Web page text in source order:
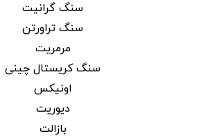
سنگ گرانیت
سنگ تراورتن
مرمریت
سنگ کریستال چینی
اونیکس
دیوریت
بازالت